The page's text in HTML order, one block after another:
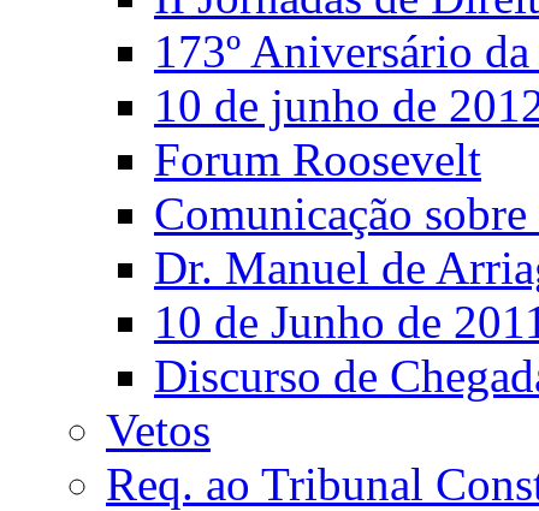
173º Aniversário
10 de junho de
Forum Roosevelt
Comunicação
Dr. Manuel de
10 de Junho de
Discurso de
Vetos
Req. ao Tribunal